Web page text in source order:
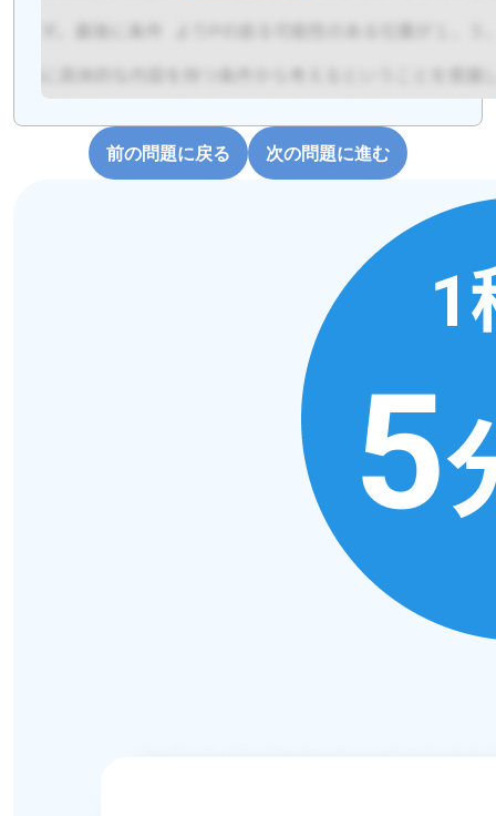
前の問題に戻る 次の問題に進む